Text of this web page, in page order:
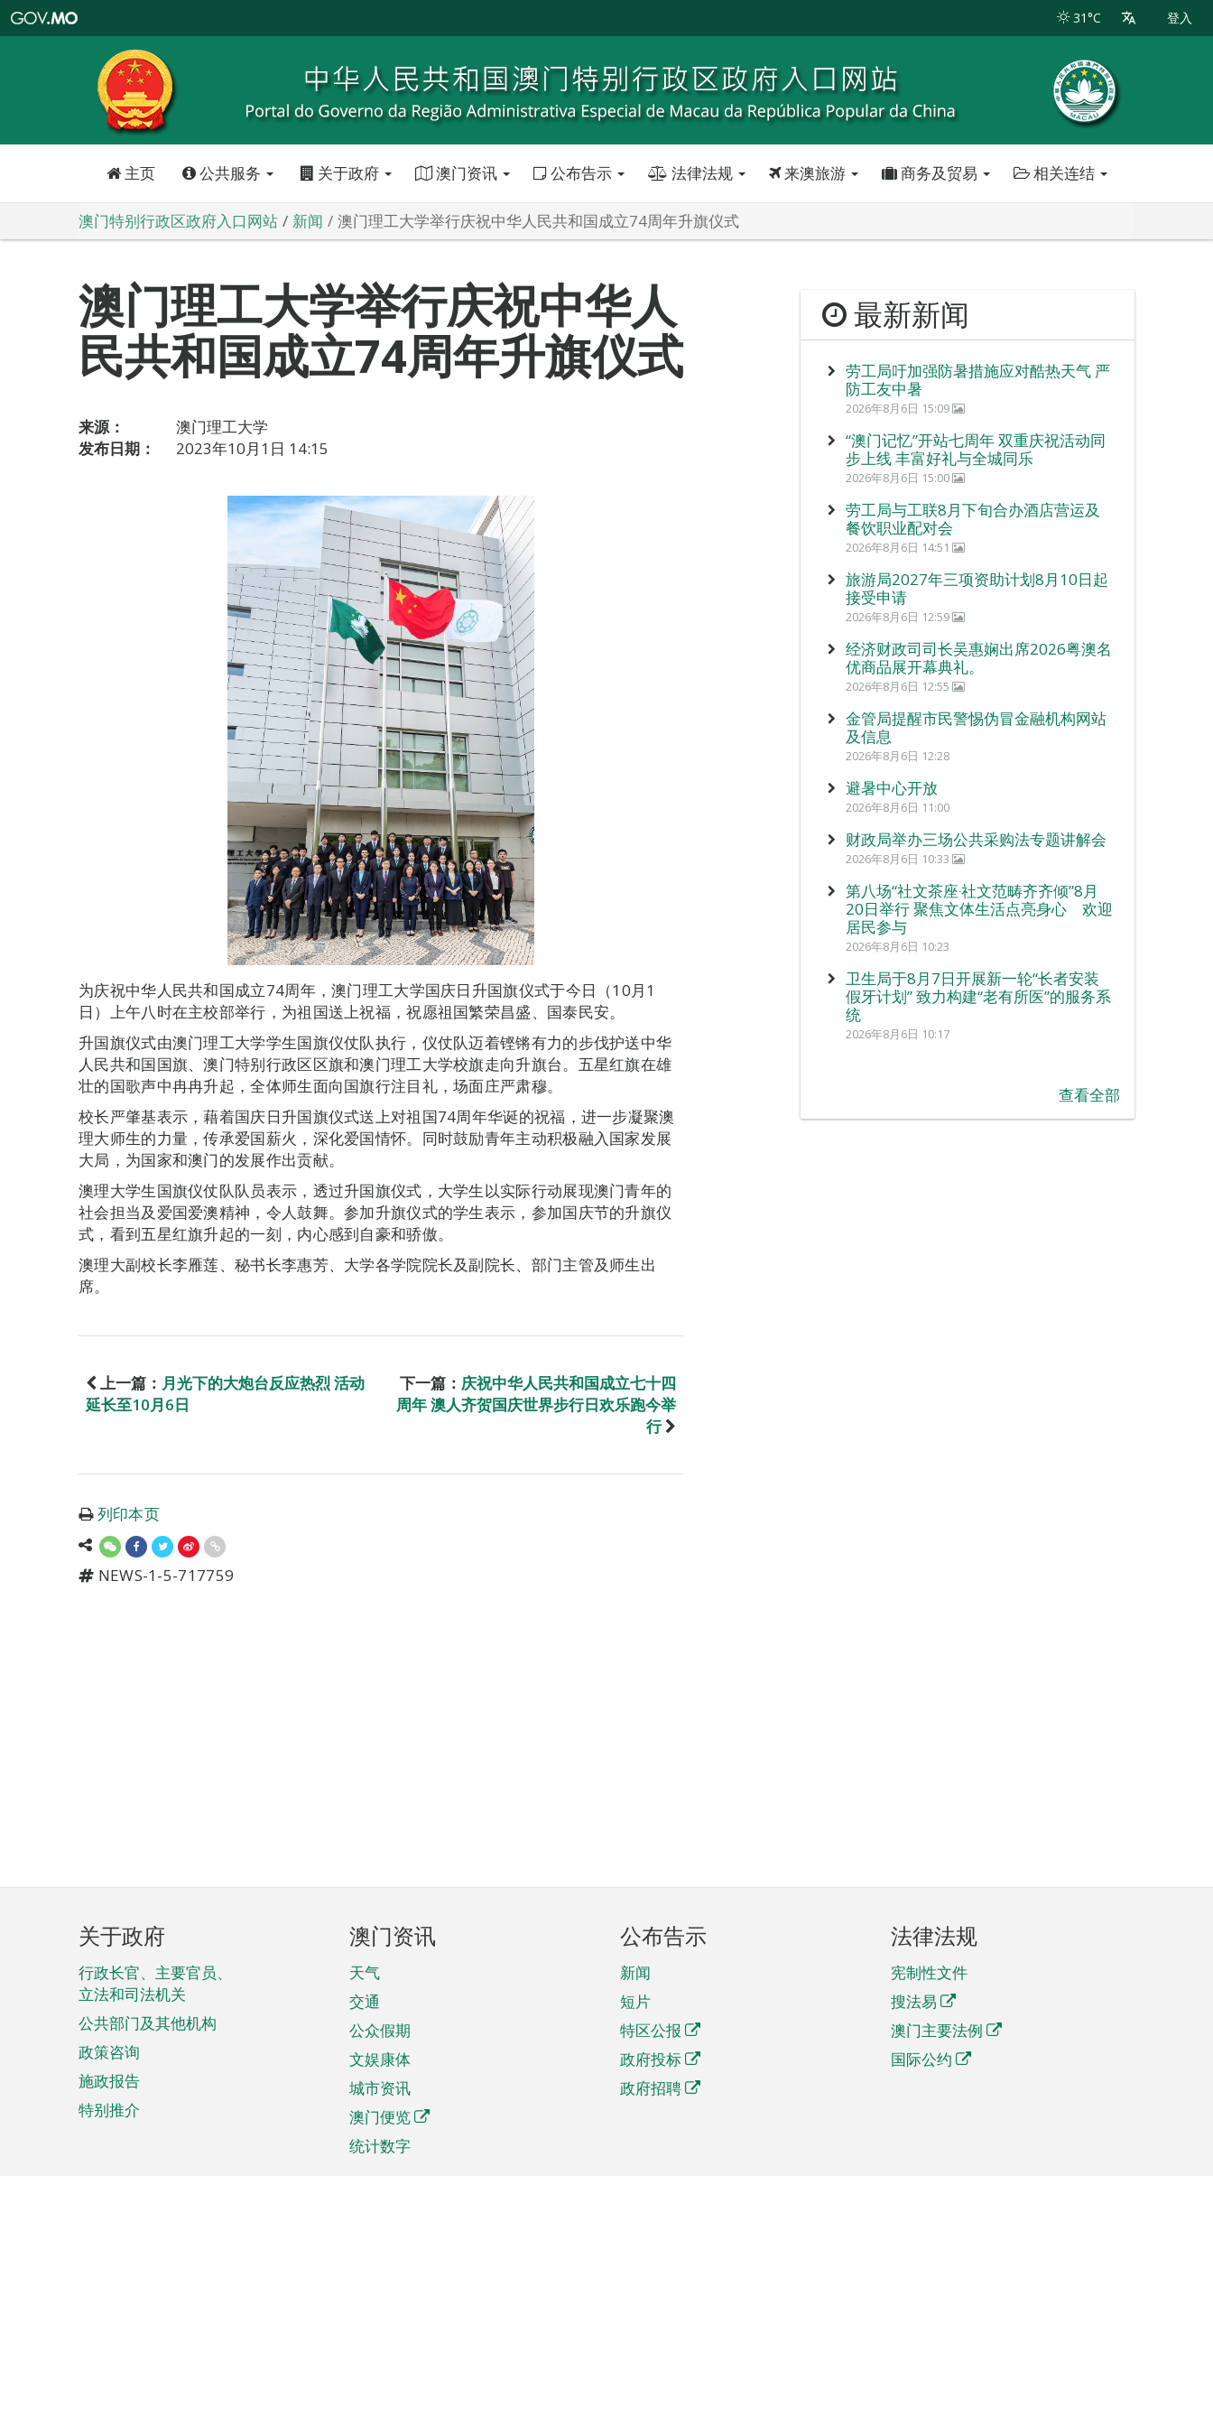
特
政
区
政
口
31°C 登入
主页 公共服务 关于政府 澳门资讯 公布告示 法律法规 来澳旅游 商务及贸易 相关连结
澳门特别行政区政府入口网站 新闻 澳门理工大学举行庆祝中华人民共和国成立74周年升旗仪式
澳门理工大学举行庆祝中华人
民共和国成立74周年升旗仪式
来源：
澳门理工大学
发布日期：
2023年10月1日 14:15
为庆祝中华人民共和国成立74周年，澳门理工大学国庆日升国旗仪式于今日（10月1
日）上午八时在主校部举行，为祖国送上祝福，祝愿祖国繁荣昌盛、国泰民安。
升国旗仪式由澳门理工大学学生国旗仪仗队执行，仪仗队迈着铿锵有力的步伐护送中华
人民共和国国旗、澳门特别行政区区旗和澳门理工大学校旗走向升旗台。五星红旗在雄
壮的国歌声中冉冉升起，全体师生面向国旗行注目礼，场面庄严肃穆。
校长严肇基表示，藉着国庆日升国旗仪式送上对祖国74周年华诞的祝福，进一步凝聚澳
理大师生的力量，传承爱国薪火，深化爱国情怀。同时鼓励青年主动积极融入国家发展
大局，为国家和澳门的发展作出贡献。
澳理大学生国旗仪仗队队员表示，透过升国旗仪式，大学生以实际行动展现澳门青年的
社会担当及爱国爱澳精神，令人鼓舞。参加升旗仪式的学生表示，参加国庆节的升旗仪
式，看到五星红旗升起的一刻，内心感到自豪和骄傲。
澳理大副校长李雁莲、秘书长李惠芳、大学各学院院长及副院长、部门主管及师生出
席。
上一篇： 月光下的大炮台反应热烈 活动
延长至10月6日
下一篇： 庆祝中华人民共和国成立七十四
周年 澳人齐贺国庆世界步行日欢乐跑今举
行
列印本页
NEWS-1-5-717759
最新新闻
劳工局吁加强防暑措施应对酷热天气 严
防工友中暑
2026年8月6日 15:09
“澳门记忆”开站七周年 双重庆祝活动同
步上线 丰富好礼与全城同乐
2026年8月6日 15:00
劳工局与工联8月下旬合办酒店营运及
餐饮职业配对会
2026年8月6日 14:51
旅游局2027年三项资助计划8月10日起
接受申请
2026年8月6日 12:59
经济财政司司长吴惠娴出席2026粤澳名
优商品展开幕典礼。
2026年8月6日 12:55
金管局提醒市民警惕伪冒金融机构网站
及信息
2026年8月6日 12:28
避暑中心开放
2026年8月6日 11:00
财政局举办三场公共采购法专题讲解会
2026年8月6日 10:33
第八场“社文茶座‧社文范畴齐齐倾”8月
20日举行 聚焦文体生活点亮身心 欢迎
居民参与
2026年8月6日 10:23
卫生局于8月7日开展新一轮“长者安装
假牙计划” 致力构建“老有所医”的服务系
统
2026年8月6日 10:17
查看全部
页
脚
菜
单
关于政府
行政长官、主要官员、
立法和司法机关
公共部门及其他机构
政策咨询
施政报告
特别推介
澳门资讯
天气
交通
公众假期
文娱康体
城市资讯
澳门便览
统计数字
公布告示
新闻
短片
特区公报
政府投标
政府招聘
法律法规
宪制性文件
搜法易
澳门主要法例
国际公约